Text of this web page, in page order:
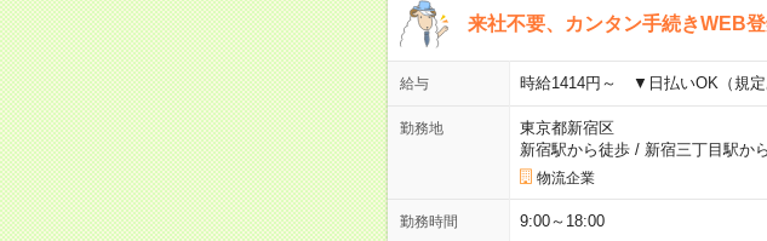
来社不要、カンタン手続きWEB
給与 時給1414円～ ▼日払いOK（規
勤務地
東京都新宿区
新宿駅から徒歩/ 新宿三丁目駅か
物流企業
勤務時間 9:00～18:00